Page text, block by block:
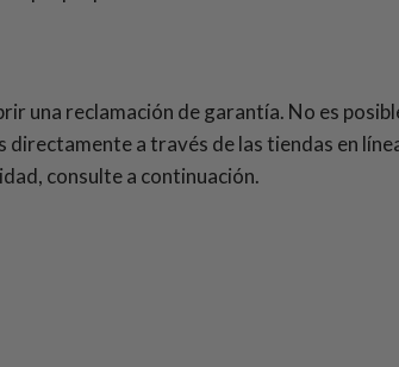
una reclamación de garantía. No es
a través de las tiendas en
consulte a continuación.